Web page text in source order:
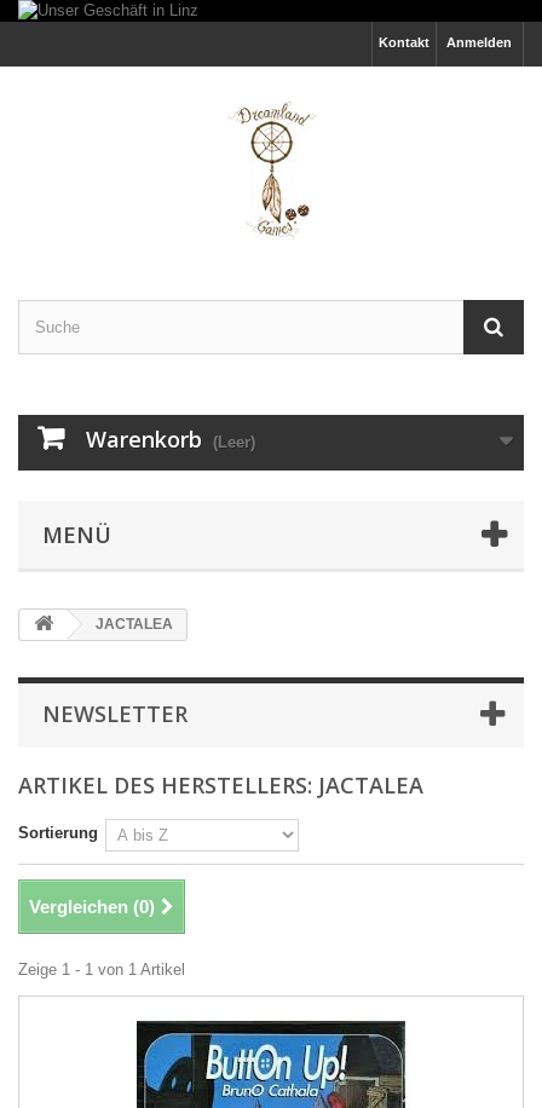
Anmelden
Kontakt
Warenkorb (Leer)
MENÜ
JACTALEA
NEWSLETTER
ARTIKEL DES HERSTELLERS: JACTALEA
Sortierung
Vergleichen (0)
Zeige 1 - 1 von 1 Artikel